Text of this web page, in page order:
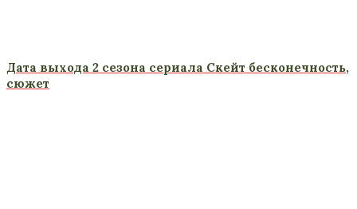
Дата выхода 2 сезона сериала Скейт бесконечность,
сюжет